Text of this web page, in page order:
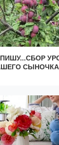
СЫНОЧКА